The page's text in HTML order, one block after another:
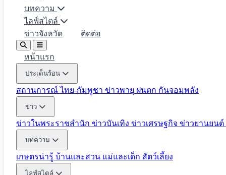
บทความ
ไลฟ์สไตล์
ข่าวจังหวัด
ติดต่อ
หน้าแรก
ประเด็นร้อน
สถานการณ์ ไทย-กัมพูชา ข่าวพายุ ฝนตก กันจอมพลัง
ข่าว
ข่าวในพระราชสำนัก ข่าวบันเทิง ข่าวเศรษฐกิจ ข่าวยานยนต์
บทความ
เกษตรน่ารู้ บ้านและสวน แม่และเด็ก สัตว์เลี้ยง
ไลฟ์สไตล์